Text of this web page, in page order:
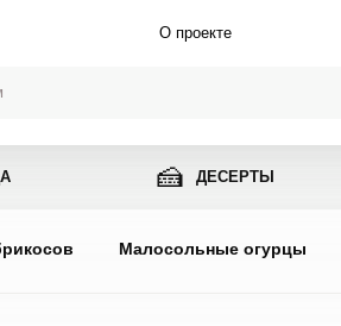
О проекте
🍰 ДЕСЕРТЫ
Малосольные огурцы